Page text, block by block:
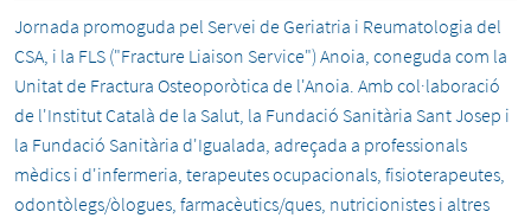
Jornada promoguda pel Servei de Geriatria i Reumatologia del
CSA, i la FLS ("Fracture Liaison Service") Anoia, coneguda com la
Unitat de Fractura Osteoporòtica de l'Anoia. Amb col·laboració
de l'Institut Català de la Salut, la Fundació Sanitària Sant Josep i
la Fundació Sanitària d'Igualada, adreçada a professionals
mèdics i d'infermeria, terapeutes ocupacionals, fisioterapeutes,
odontòlegs/òlogues, farmacèutics/ques, nutricionistes i altres